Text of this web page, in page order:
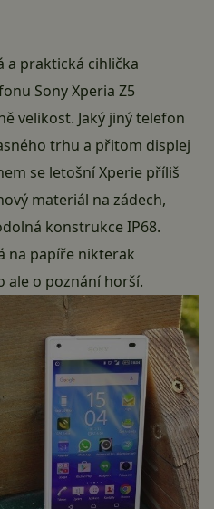
a praktická cihlička
Sony Xperia Z5
velikost. Jaký jiný telefon
trhu a přitom displej
se letošní Xperie příliš
materiál na zádech,
konstrukce IP68.
na papíře nikterak
ale o poznání horší.